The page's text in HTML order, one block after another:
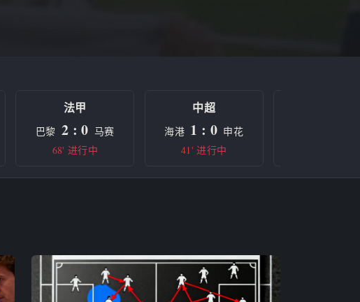
法甲
巴黎 2 : 0 马赛
68' 进行中
中超
海港 1 : 0 申花
41' 进行中